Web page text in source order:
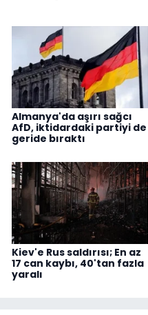
Almanya'da aşırı sağcı
AfD, iktidardaki partiyi de
geride bıraktı
Kiev'e Rus saldırısı; En az
17 can kaybı, 40'tan fazla
yaralı